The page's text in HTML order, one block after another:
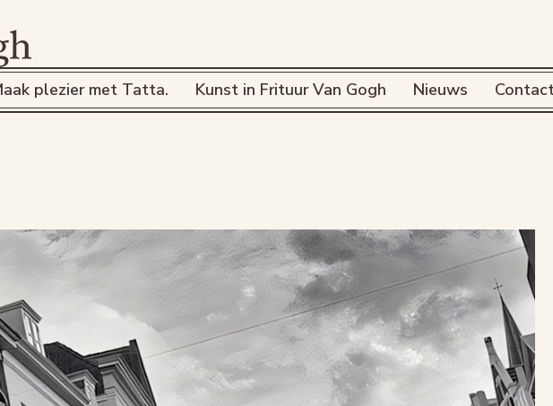
plezier met Tatta. Kunst in Frituur Van Gogh Nieuws